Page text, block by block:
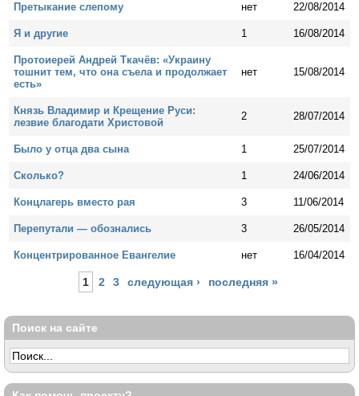
Претыкание слепому нет 22/08/2014
Я и другие 1 16/08/2014
Протоиерей Андрей Ткачёв: «Украину
тошнит тем, что она съела и продолжает
есть»
нет 15/08/2014
Князь Владимир и Крещение Руси:
лезвие благодати Христовой
2 28/07/2014
Было у отца два сына 1 25/07/2014
Сколько? 1 24/06/2014
Концлагерь вместо рая 3 11/06/2014
Перепутали — обознались 3 26/05/2014
Концентрированное Евангелие нет 16/04/2014
Страницы
1 2 3 следующая › последняя »
Поиск на сайте